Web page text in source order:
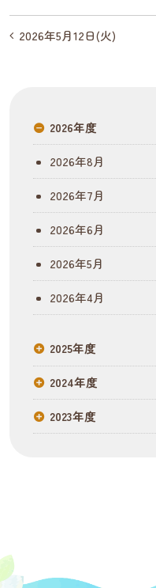
投2026年5月12日(火)
2026年度
2026年8月
2026年7月
2026年6月
2026年5月
2026年4月
2025年度
2024年度
2023年度